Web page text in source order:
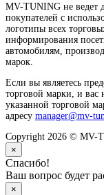
MV-TUNING не ведет
покупателей с
логотипы всех
информирования
автомобилям,
марок.
Если вы являетесь
торговой марки, и вас
указанной торговой
адресу manager@mv-
Copyright 2026 © MV-
×
Спасибо!
Ваш вопрос будет
×